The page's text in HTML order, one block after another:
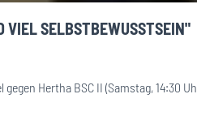
VIEL SELBSTBEWUSSTSEIN"
Hertha BSC II (Samstag, 14:30